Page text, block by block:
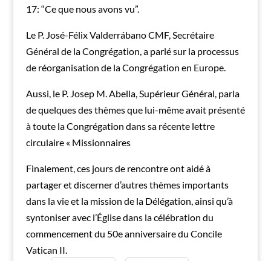
17: “Ce que nous avons vu”.
Le P. José-Félix Valderrábano CMF, Secrétaire
Général de la Congrégation, a parlé sur la processus
de réorganisation de la Congrégation en Europe.
Aussi, le P. Josep M. Abella, Supérieur Général, parla
de quelques des thèmes que lui-même avait présenté
à toute la Congrégation dans sa récente lettre
circulaire « Missionnaires
Finalement, ces jours de rencontre ont aidé à
partager et discerner d’autres thèmes importants
dans la vie et la mission de la Délégation, ainsi qu’à
syntoniser avec l’Église dans la célébration du
commencement du 50e anniversaire du Concile
Vatican II.